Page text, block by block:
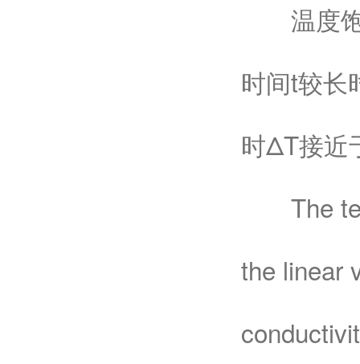
温度饱
时间t较长
时ΔT接近
The
the linear